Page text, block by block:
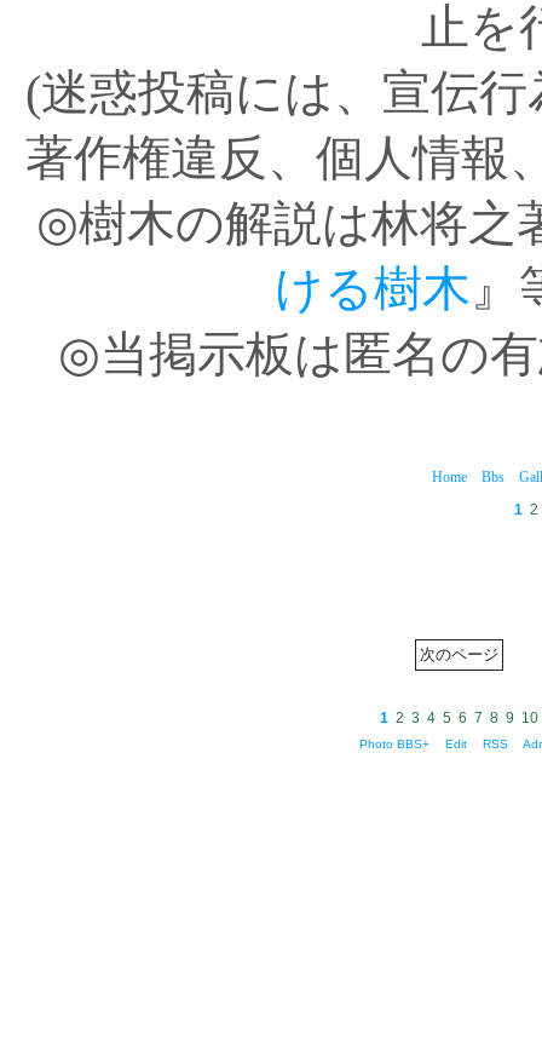
止を
(迷惑投稿には、宣伝
著作権違反、個人情報
◎樹木の解説は林将之
ける樹木』
◎当掲示板は匿名の
Home Bbs
1 2
1 2 3 4 5 6 7 8 9 10
Photo BBS+ Edit RSS